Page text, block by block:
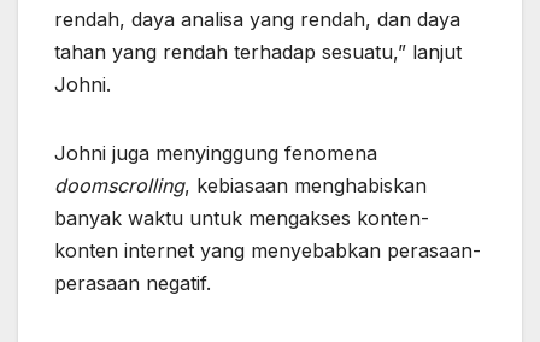
rendah, daya analisa yang rendah, dan daya
tahan yang rendah terhadap sesuatu,” lanjut
Johni.
Johni juga menyinggung fenomena
doomscrolling, kebiasaan menghabiskan
banyak waktu untuk mengakses konten-
konten internet yang menyebabkan perasaan-
perasaan negatif.